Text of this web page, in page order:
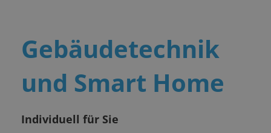
Gebäudetechnik
und Smart Home
Individuell für Sie